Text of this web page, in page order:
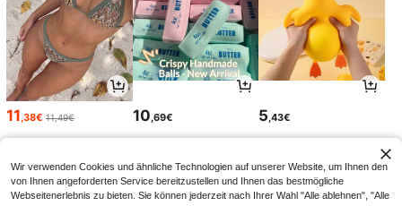
11,38€ 11,49€ 10,69€ 5,43€
Wir verwenden Cookies und ähnliche Technologien auf unserer Website, um Ihnen den
von Ihnen angeforderten Service bereitzustellen und Ihnen das bestmögliche
Webseitenerlebnis zu bieten. Sie können jederzeit nach Ihrer Wahl "Alle ablehnen", "Alle